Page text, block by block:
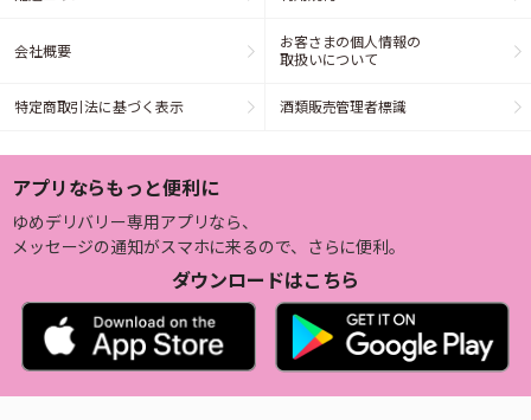
会社概要
お客さまの個人情報の
取扱いについて
特定商取引法に基づく表示 酒類販売管理者標識
アプリならもっと便利に
ゆめデリバリー専用アプリなら、
メッセージの通知がスマホに来るので、さらに便利。
ダウンロードはこちら